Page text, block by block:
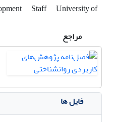
Staff University of
مراجع
فایل ها